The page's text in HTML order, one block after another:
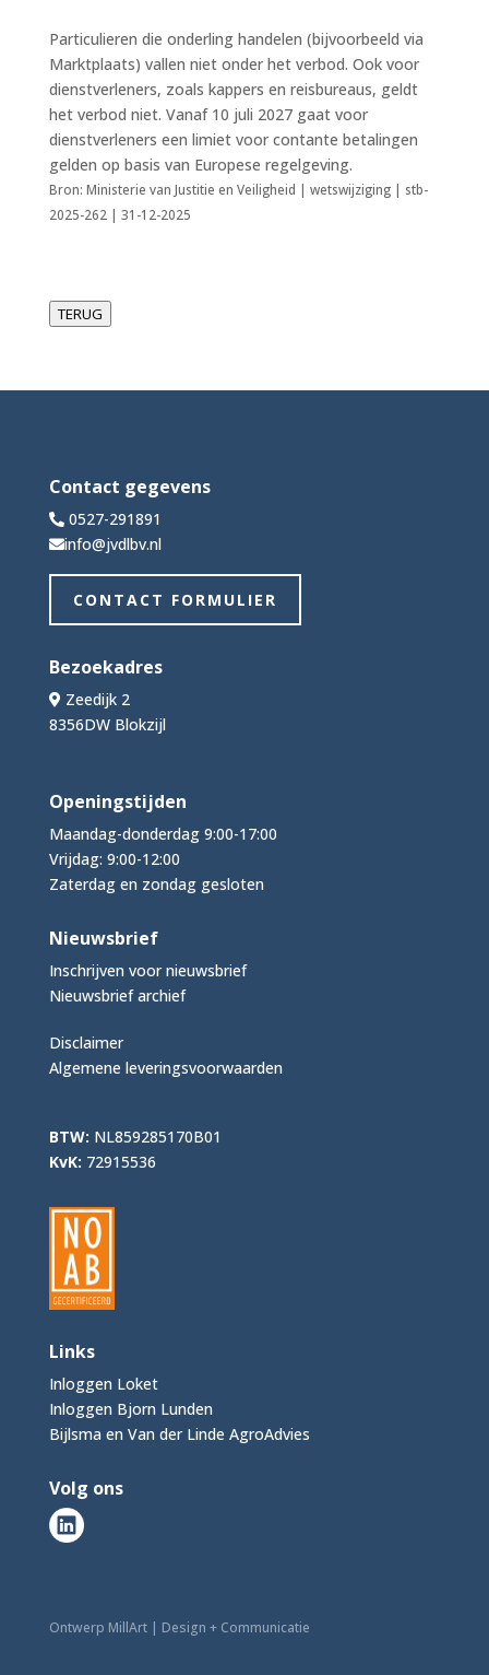
Particulieren die onderling handelen (bijvoorbeeld via
Marktplaats) vallen niet onder het verbod. Ook voor
dienstverleners, zoals kappers en reisbureaus, geldt
het verbod niet. Vanaf 10 juli 2027 gaat voor
dienstverleners een limiet voor contante betalingen
gelden op basis van Europese regelgeving.
Bron: Ministerie van Justitie en Veiligheid | wetswijziging | stb-
2025-262 | 31-12-2025
TERUG
Contact gegevens
0527-291891
info@jvdlbv.nl
CONTACT FORMULIER
Bezoekadres
Zeedijk 2
8356DW Blokzijl
Openingstijden
Maandag-donderdag 9:00-17:00
Vrijdag: 9:00-12:00
Zaterdag en zondag gesloten
Nieuwsbrief
Inschrijven voor nieuwsbrief
Nieuwsbrief archief
Disclaimer
Algemene leveringsvoorwaarden
BTW: NL859285170B01
KvK: 72915536
Links
Inloggen Loket
Inloggen Bjorn Lunden
Bijlsma en Van der Linde AgroAdvies
Volg ons
Ontwerp MillArt | Design + Communicatie